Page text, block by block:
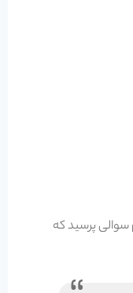
پرسید که